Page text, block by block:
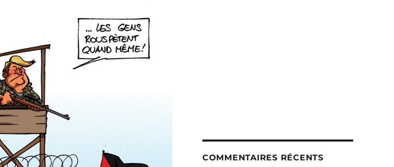
COMMENTAIRES RÉCENTS